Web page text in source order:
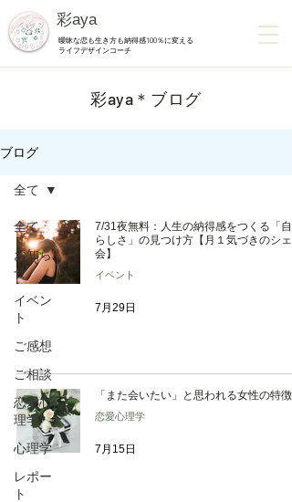
彩aya
曖昧な恋も生き方も納得感100％に変える
ライフデザインコーチ
​彩aya＊ブログ
ブログ
全て
お知ら
せ
イベン
ト
ご感想
ご相談
恋愛心
理学
心理学
レポー
ト
全て
7/31夜無料：人生の納得感をつくる「自
らしさ」の見つけ方【月１気づきのシェ
会】
イベント
7月29日
「また会いたい」と思われる女性の特徴
恋愛心理学
7月15日